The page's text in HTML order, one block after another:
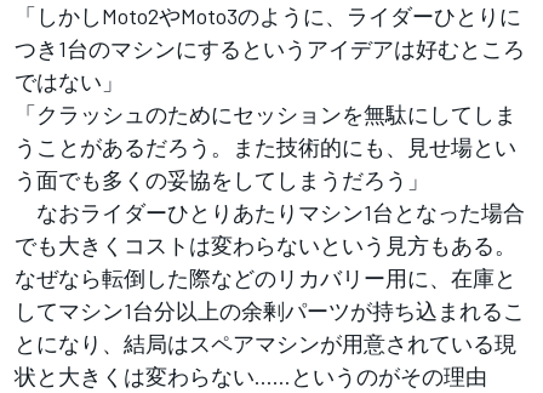
「しかしMoto2やMoto3のように、ライダーひとりに
つき1台のマシンにするというアイデアは好むところ
ではない」
「クラッシュのためにセッションを無駄にしてしま
うことがあるだろう。また技術的にも、見せ場とい
う面でも多くの妥協をしてしまうだろう」
なおライダーひとりあたりマシン1台となった場合
でも大きくコストは変わらないという見方もある。
なぜなら転倒した際などのリカバリー用に、在庫と
してマシン1台分以上の余剰パーツが持ち込まれるこ
とになり、結局はスペアマシンが用意されている現
状と大きくは変わらない……というのがその理由